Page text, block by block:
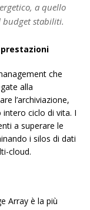
a quello
budget stabiliti.
che
alla
l’archiviazione,
intero ciclo di vita. I
a superare le
i silos di dati
cloud.
Array è la più